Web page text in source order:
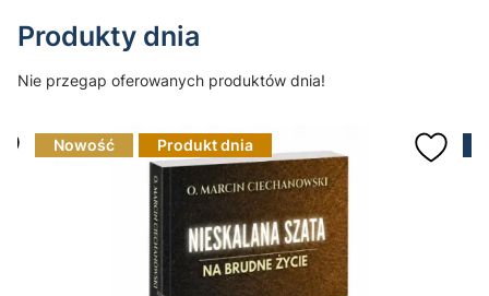
Produkty dnia
Nie przegap oferowanych produktów dnia!
Nowość Produkt dnia